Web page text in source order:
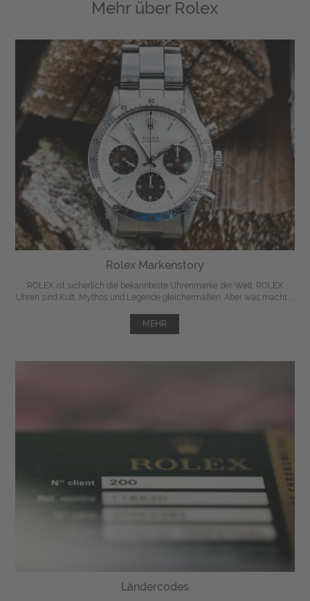
Mehr über Rolex
Rolex Markenstory
ROLEX ist sicherlich die bekannteste Uhrenmarke der Welt. ROLEX
Uhren sind Kult, Mythos und Legende gleichermaßen. Aber was macht ...
MEHR
Ländercodes